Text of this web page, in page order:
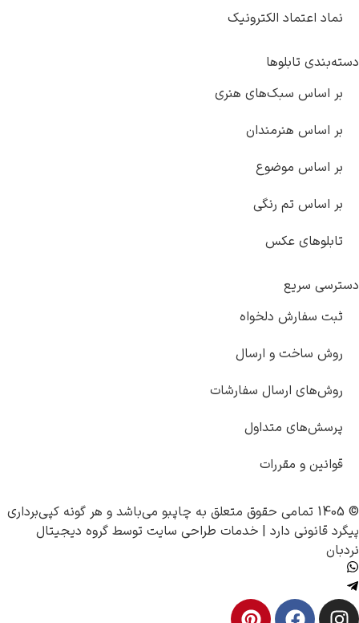
نماد اعتماد الکترونیک
دسته‌بندی تابلوها
بر اساس سبک‌های هنری
بر اساس هنرمندان
بر اساس موضوع
بر اساس تم رنگی
تابلوهای عکس
دسترسی سریع
ثبت سفارش دلخواه
روش ساخت و ارسال
روش‌های ارسال سفارشات
پرسش‌های متداول
قوانین و مقررات
© 1405 تمامی حقوق متعلق به چاپبو می‌باشد و هر گونه کپی‌برداری
پیگرد قانونی دارد | خدمات طراحی سایت توسط گروه دیجیتال
نردبان